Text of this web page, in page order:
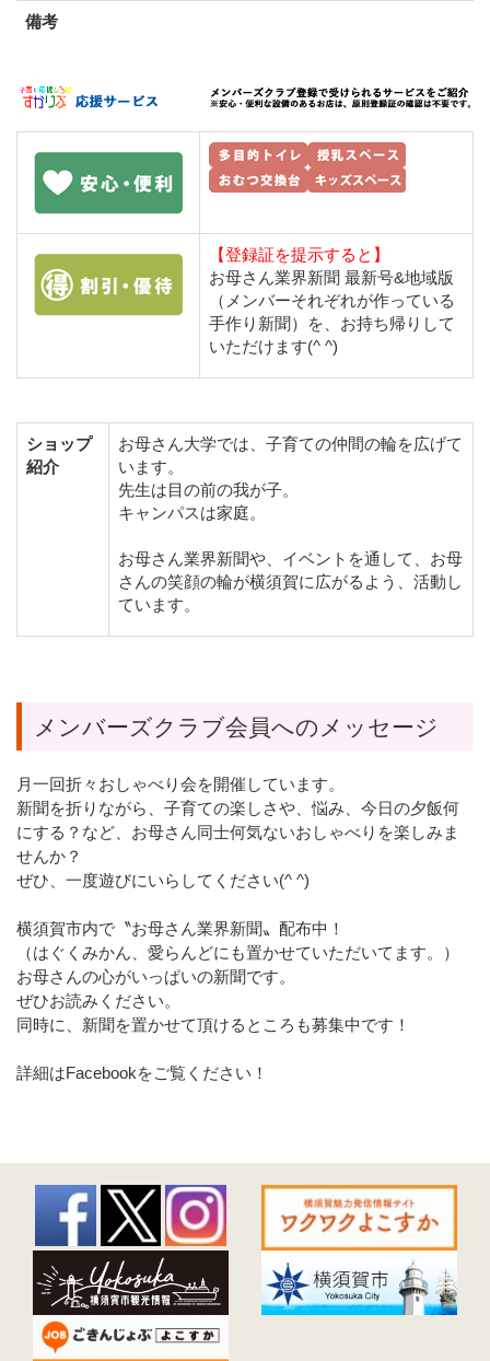
備考
【登録証を提示すると】
お母さん業界新聞 最新号&地域版
（メンバーそれぞれが作っている
手作り新聞）を、お持ち帰りして
いただけます(^ ^)
ショップ
紹介
お母さん大学では、子育ての仲間の輪を広げて
います。
先生は目の前の我が子。
キャンパスは家庭。
お母さん業界新聞や、イベントを通して、お母
さんの笑顔の輪が横須賀に広がるよう、活動し
ています。
メンバーズクラブ会員へのメッセージ
月一回折々おしゃべり会を開催しています。
新聞を折りながら、子育ての楽しさや、悩み、今日の夕飯何
にする？など、お母さん同士何気ないおしゃべりを楽しみま
せんか？
ぜひ、一度遊びにいらしてください(^ ^)
横須賀市内で〝お母さん業界新聞〟配布中！
（はぐくみかん、愛らんどにも置かせていただいてます。）
お母さんの心がいっぱいの新聞です。
ぜひお読みください。
同時に、新聞を置かせて頂けるところも募集中です！
詳細はFacebookをご覧ください！